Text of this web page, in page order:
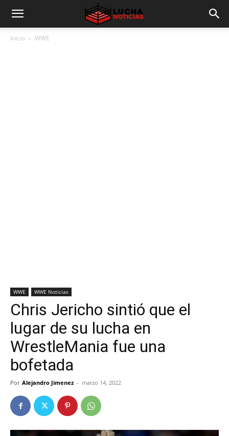
Inicio WWE
WWE WWE Noticias
Chris Jericho sintió que el
lugar de su lucha en
WrestleMania fue una
bofetada
Por Alejandro Jimenez - marzo 14, 2022